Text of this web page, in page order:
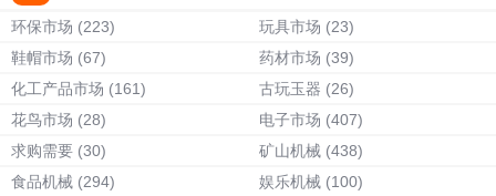
环保市场 (223) 玩具市场 (23)
鞋帽市场 (67) 药材市场 (39)
化工产品市场 (161) 古玩玉器 (26)
花鸟市场 (28) 电子市场 (407)
求购需要 (30) 矿山机械 (438)
食品机械 (294) 娱乐机械 (100)